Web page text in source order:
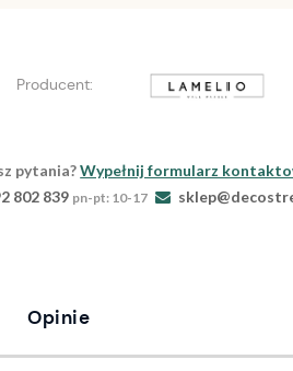
Producent:
pytania?Wypełnij formularz
802 839 pn-pt: 10-17
Opinie